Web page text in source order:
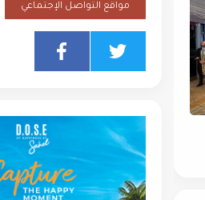
مواقع التواصل الإجتماعي